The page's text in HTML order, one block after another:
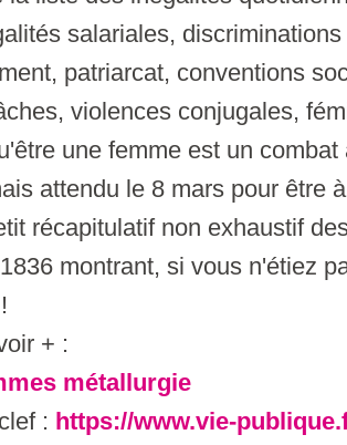
salariales,
patriarcat, conventions
violences conjugales,
une femme est un
attendu le 8 mars pour être
récapitulatif non exhaustif
montrant, si vous n'étiez
+ :
métallurgie
: https://www.vie-